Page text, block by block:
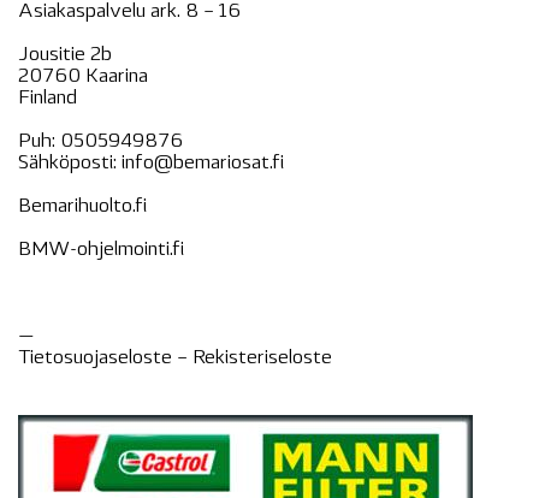
Asiakaspalvelu ark. 8 – 16
Jousitie 2b
20760 Kaarina
Finland
Puh: 0505949876
Sähköposti: info@bemariosat.fi
Bemarihuolto.fi
BMW-ohjelmointi.fi
—
Tietosuojaseloste – Rekisteriseloste